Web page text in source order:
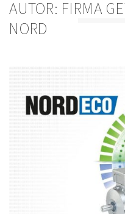
AUTOR: FIRMA
NORD